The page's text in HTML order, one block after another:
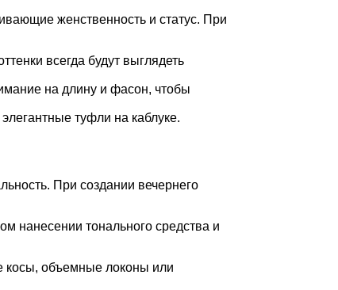
женственность и статус. При
всегда будут выглядеть
на длину и фасон, чтобы
туфли на каблуке.
При создании вечернего
нанесении тонального средства и
косы, объемные локоны или